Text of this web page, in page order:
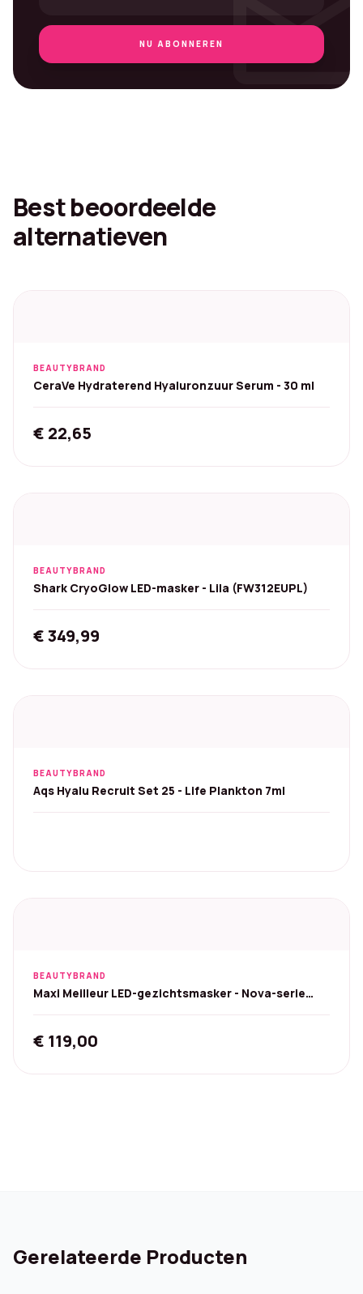
NU ABONNEREN
Best beoordeelde
alternatieven
BEAUTYBRAND
CeraVe Hydraterend Hyaluronzuur Serum - 30 ml
€ 22,65
BEAUTYBRAND
Shark CryoGlow LED-masker - Lila (FW312EUPL)
€349,99
BEAUTYBRAND
Aqs Hyalu Recruit Set 25 - Life Plankton 7ml
BEAUTYBRAND
Maxi Meilleur LED-gezichtsmasker - Nova-serie
€ 119,00
Gerelateerde Producten